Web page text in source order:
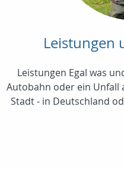
Leistungen
Leistungen Egal was
Autobahn oder ein Unfall
Stadt - in Deutschland